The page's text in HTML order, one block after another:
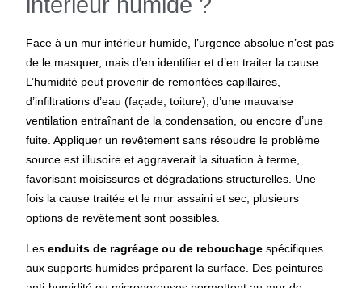
Face à un mur intérieur humide, l’urgence absolue n’est pas
de le masquer, mais d’en identifier et d’en traiter la cause.
L’humidité peut provenir de remontées capillaires,
d’infiltrations d’eau (façade, toiture), d’une mauvaise
ventilation entraînant de la condensation, ou encore d’une
fuite. Appliquer un revêtement sans résoudre le problème
source est illusoire et aggraverait la situation à terme,
favorisant moisissures et dégradations structurelles. Une
fois la cause traitée et le mur assaini et sec, plusieurs
options de revêtement sont possibles.
Lesenduits de ragréage ou de rebouchage spécifiques
aux supports humides préparent la surface. Des peintures